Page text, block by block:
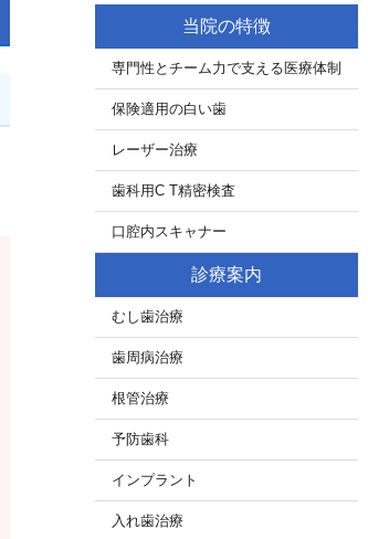
当院の特徴
専門性とチーム力で支える医療体制
保険適用の白い歯
レーザー治療
歯科用C T精密検査
口腔内スキャナー
診療案内
むし歯治療
歯周病治療
根管治療
予防歯科
インプラント
入れ歯治療